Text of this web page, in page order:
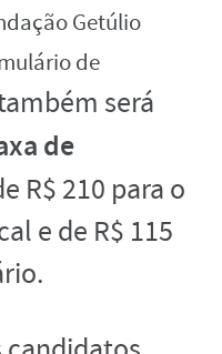
Getúlio
de
será
de
R$ 210 para o
e de R$ 115